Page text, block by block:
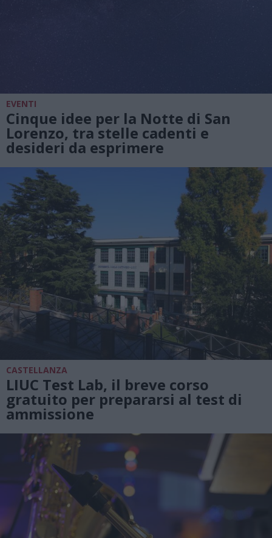
EVENTI
Cinque idee per la Notte di San
Lorenzo, tra stelle cadenti e
desideri da esprimere
CASTELLANZA
LIUC Test Lab, il breve corso
gratuito per prepararsi al test di
ammissione